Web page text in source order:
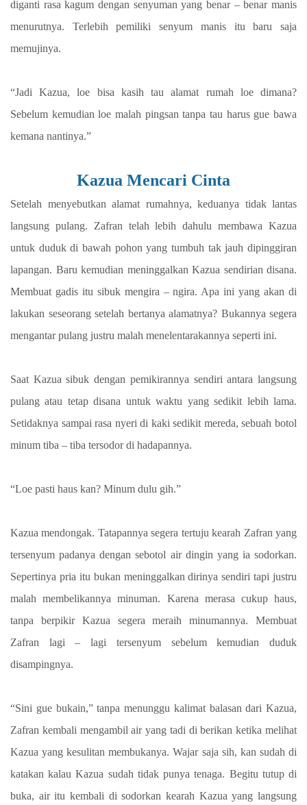
diganti rasa kagum dengan senyuman yang benar – benar manis
menurutnya. Terlebih pemiliki senyum manis itu baru saja
memujinya.
“Jadi Kazua, loe bisa kasih tau alamat rumah loe dimana?
Sebelum kemudian loe malah pingsan tanpa tau harus gue bawa
kemana nantinya.”
Kazua Mencari Cinta
Setelah menyebutkan alamat rumahnya, keduanya tidak lantas
langsung pulang. Zafran telah lebih dahulu membawa Kazua
untuk duduk di bawah pohon yang tumbuh tak jauh dipinggiran
lapangan. Baru kemudian meninggalkan Kazua sendirian disana.
Membuat gadis itu sibuk mengira – ngira. Apa ini yang akan di
lakukan seseorang setelah bertanya alamatnya? Bukannya segera
mengantar pulang justru malah menelentarakannya seperti ini.
Saat Kazua sibuk dengan pemikirannya sendiri antara langsung
pulang atau tetap disana untuk waktu yang sedikit lebih lama.
Setidaknya sampai rasa nyeri di kaki sedikit mereda, sebuah botol
minum tiba – tiba tersodor di hadapannya.
“Loe pasti haus kan? Minum dulu gih.”
Kazua mendongak. Tatapannya segera tertuju kearah Zafran yang
tersenyum padanya dengan sebotol air dingin yang ia sodorkan.
Sepertinya pria itu bukan meninggalkan dirinya sendiri tapi justru
malah membelikannya minuman. Karena merasa cukup haus,
tanpa berpikir Kazua segera meraih minumannya. Membuat
Zafran lagi – lagi tersenyum sebelum kemudian duduk
disampingnya.
“Sini gue bukain,” tanpa menunggu kalimat balasan dari Kazua,
Zafran kembali mengambil air yang tadi di berikan ketika melihat
Kazua yang kesulitan membukanya. Wajar saja sih, kan sudah di
katakan kalau Kazua sudah tidak punya tenaga. Begitu tutup di
buka, air itu kembali di sodorkan kearah Kazua yang langsung